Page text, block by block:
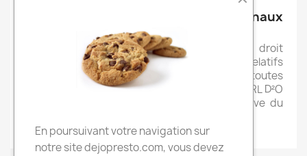
Article 14 : Loi applicable et tribunaux
Les Conditions Générales sont soumises au droit
français. Toutes contestations ou différends relatifs
aux présentes Conditions Générales et/ou à toutes
ventes faites ou prestations fournies par l'EURL D²O
au Client relèvent de la compétence exclusive du
En poursuivant votre navigation sur
notre site dejopresto.com, vous devez